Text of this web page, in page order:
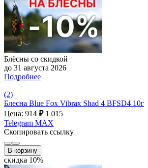
Блёсны со скидкой
до 31 августа 2026
Подробнее
(2)
Блесна Blue Fox Vibrax Shad 4 BFSD4 10г
Цена: 914 ₽ 1 015
Telegram MAX
Скопировать ссылку
В корзину
скидка 10%